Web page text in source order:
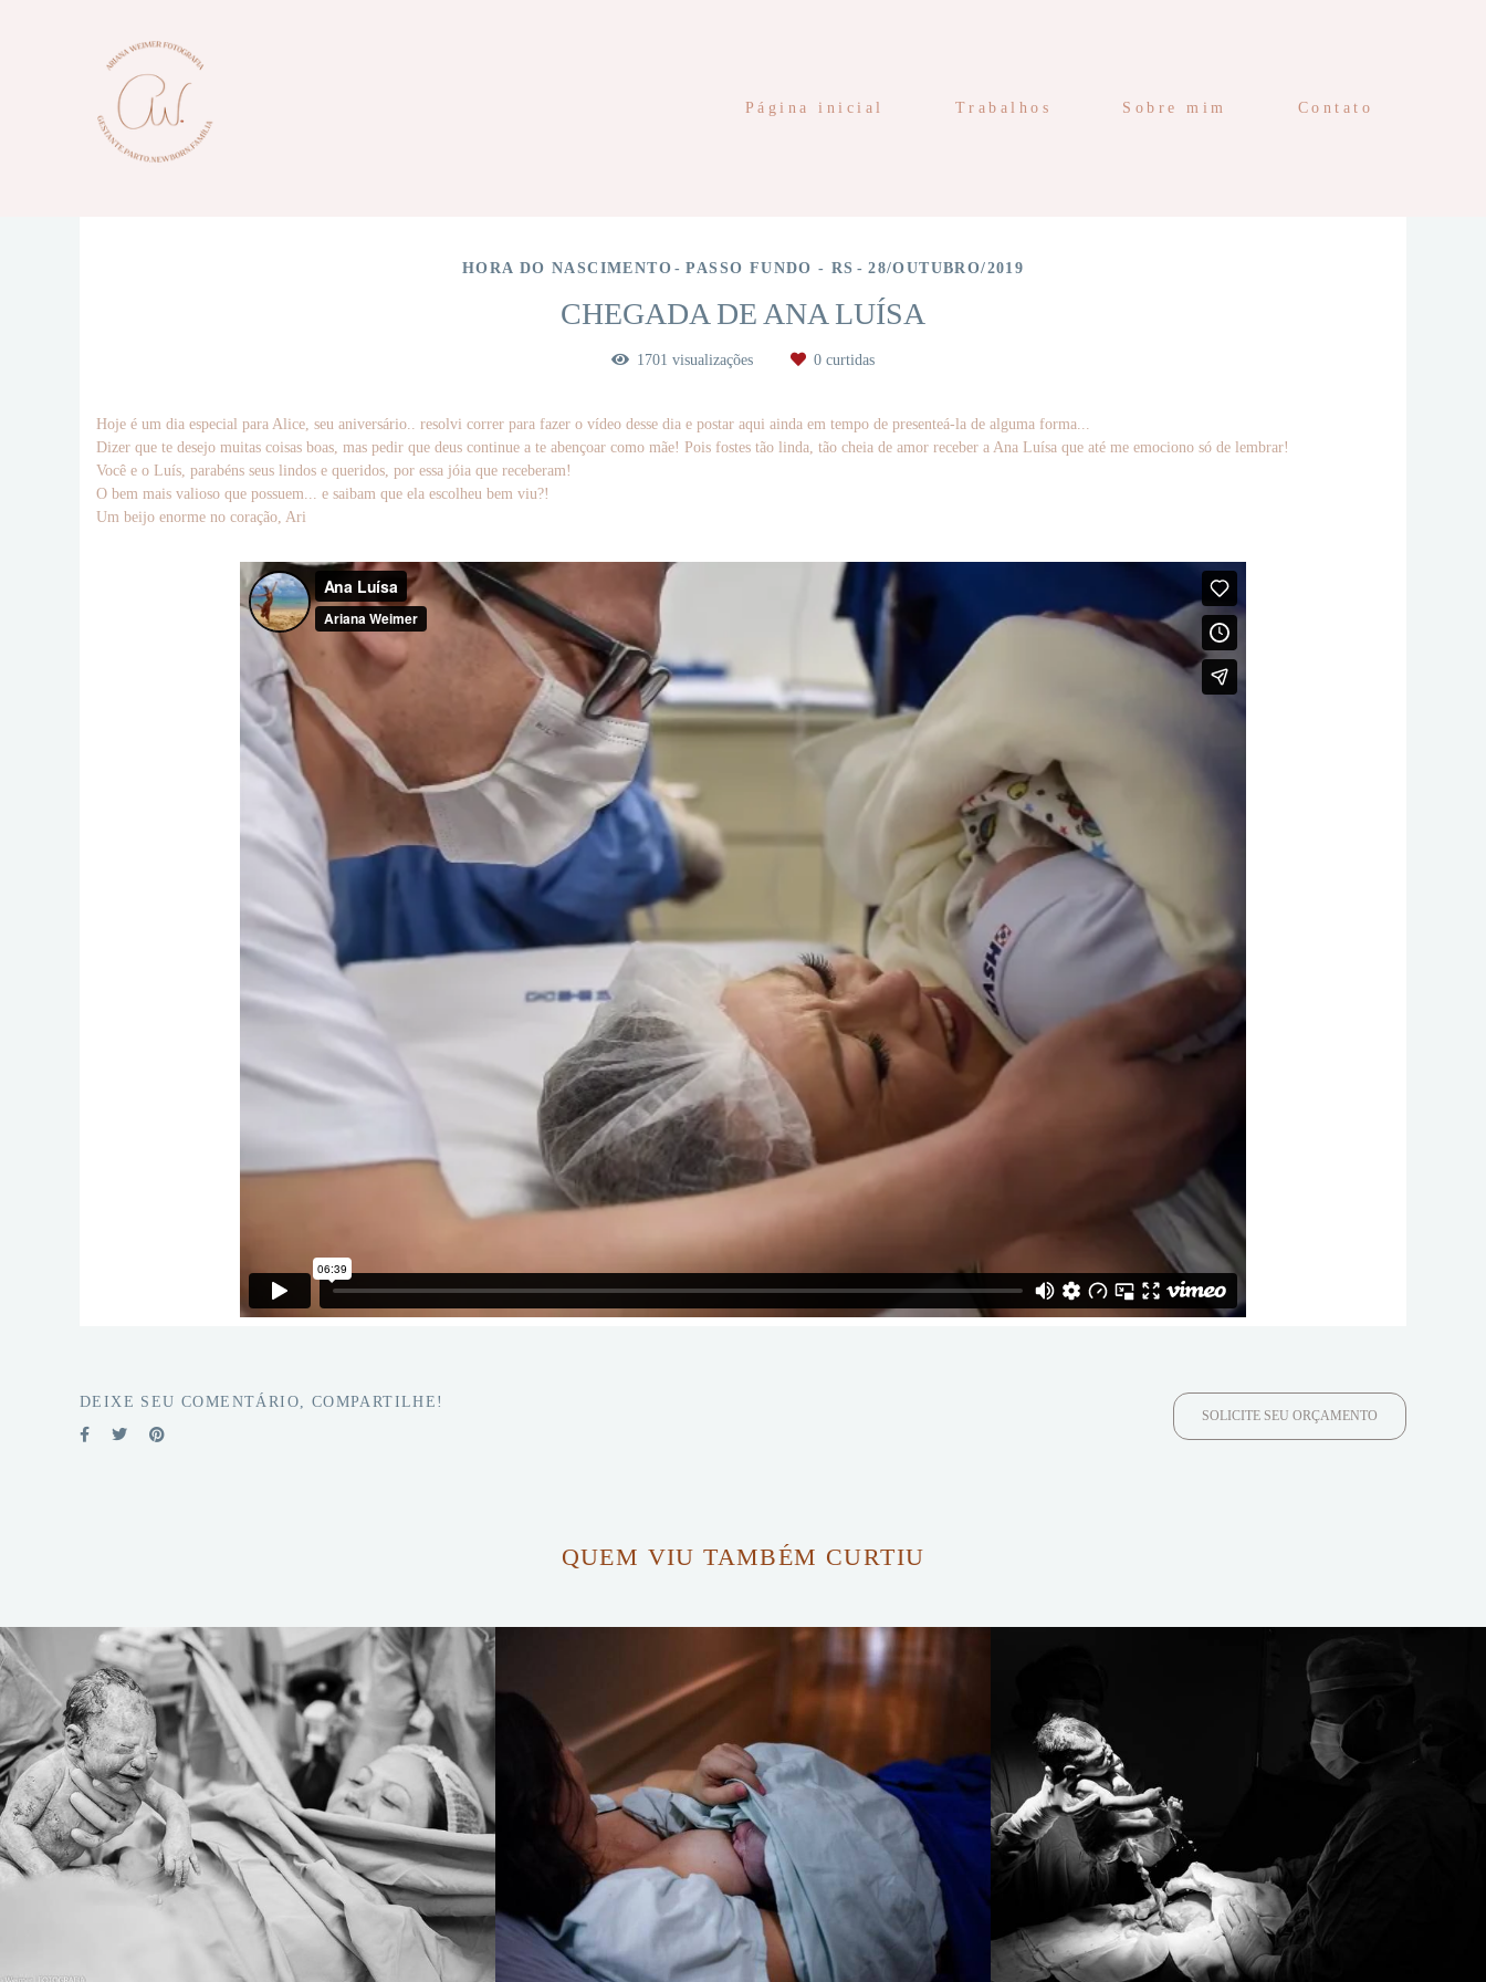
Página inicial Trabalhos Sobre mim Contato
HORA DO NASCIMENTO PASSO FUNDO - RS 28/OUTUBRO/2019
CHEGADA DE ANA LUÍSA
1701 visualizações 0 curtidas
Hoje é um dia especial para Alice, seu aniversário.. resolvi correr para fazer o vídeo desse dia e postar aqui ainda em tempo de presenteá-la de alguma forma...
Dizer que te desejo muitas coisas boas, mas pedir que deus continue a te abençoar como mãe! Pois fostes tão linda, tão cheia de amor receber a Ana Luísa que até me emociono só de lembrar!
Você e o Luís, parabéns seus lindos e queridos, por essa jóia que receberam!
O bem mais valioso que possuem... e saibam que ela escolheu bem viu?!
Um beijo enorme no coração, Ari
DEIXE SEU COMENTÁRIO, COMPARTILHE!
SOLICITE SEU ORÇAMENTO
QUEM VIU TAMBÉM CURTIU
2069 1093 0